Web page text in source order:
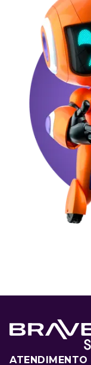
ATENDIMENTO